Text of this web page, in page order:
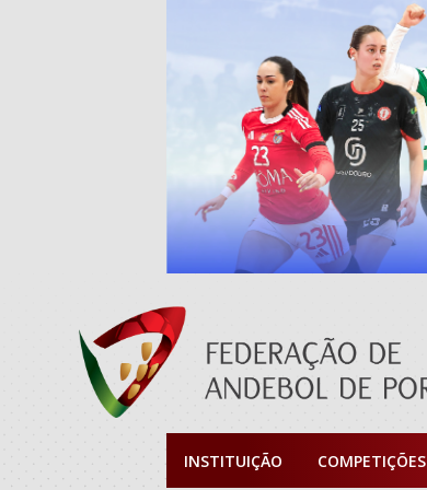
INSTITUIÇÃO COMPETIÇÕES